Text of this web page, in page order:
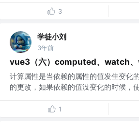
3
学徒小刘
3年前
vue3（六）computed、watch
计算属性是当依赖的属性的值发生变化
的更改，如果依赖的值没变化的时候，
1